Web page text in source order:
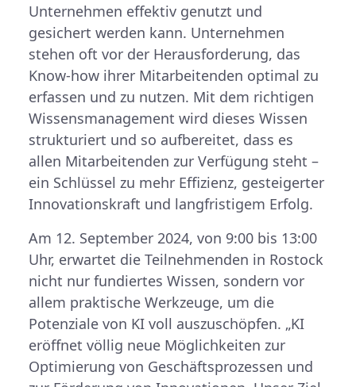
Unternehmen effektiv genutzt und
gesichert werden kann. Unternehmen
stehen oft vor der Herausforderung, das
Know-how ihrer Mitarbeitenden optimal zu
erfassen und zu nutzen. Mit dem richtigen
Wissensmanagement wird dieses Wissen
strukturiert und so aufbereitet, dass es
allen Mitarbeitenden zur Verfügung steht –
ein Schlüssel zu mehr Effizienz, gesteigerter
Innovationskraft und langfristigem Erfolg.
Am 12. September 2024, von 9:00 bis 13:00
Uhr, erwartet die Teilnehmenden in Rostock
nicht nur fundiertes Wissen, sondern vor
allem praktische Werkzeuge, um die
Potenziale von KI voll auszuschöpfen. „KI
eröffnet völlig neue Möglichkeiten zur
Optimierung von Geschäftsprozessen und